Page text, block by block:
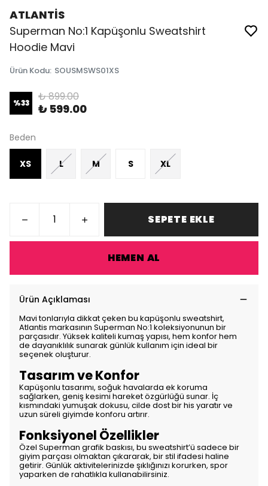
ATLANTİS
Superman No:1 Kapüşonlu Sweatshirt
Hoodie Mavi
Ürün Kodu: SOUSMSWS01XS
%33 ₺ 899.00
₺ 599.00
Beden
XS L M S XL
SEPETE EKLE
HEMEN AL
Ürün Açıklaması
Mavi tonlarıyla dikkat çeken bu kapüşonlu sweatshirt,
Atlantis markasının Superman No:1 koleksiyonunun bir
parçasıdır. Yüksek kaliteli kumaş yapısı, hem konfor hem
de dayanıklılık sunarak günlük kullanım için ideal bir
seçenek oluşturur.
Tasarım ve Konfor
Kapüşonlu tasarımı, soğuk havalarda ek koruma
sağlarken, geniş kesimi hareket özgürlüğü sunar. İç
kısmındaki yumuşak dokusu, cilde dost bir his yaratır ve
uzun süreli giyimde konforu artırır.
Fonksiyonel Özellikler
Özel Superman grafik baskısı, bu sweatshirt’ü sadece bir
giyim parçası olmaktan çıkararak, bir stil ifadesi haline
getirir. Günlük aktivitelerinizde şıklığınızı korurken, spor
yaparken de rahatlıkla kullanabilirsiniz.